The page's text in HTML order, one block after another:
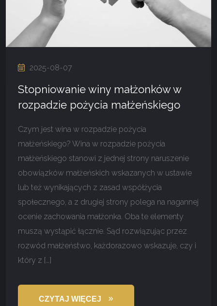
2025-08-07
Stopniowanie winy małżonków w
rozpadzie pożycia małżeńskiego
Czym jest wina w rozpadzie pożycia
małżeńskiego? Wina w rozpadzie pożycia
małżeńskiego stanowi z jednej strony naruszenie
obowiązków małżeńskich wskazanych w ustawie
lub też wynikających z zasad współżycia
społecznego, a z drugiej strony polega na nagannej
ocenie zachowania małżonka. Oba te elementy
muszą wystąpić łącznie. Sąd rozwiązując przez
rozwód małżeństwo, każdorazowo wskazuje, czy i
który z […]
CZYTAJ WIĘCEJ